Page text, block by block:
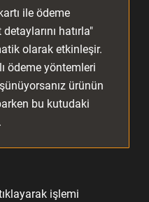
ile ödeme
hatırla"
olarak etkinleşir.
ödeme yöntemleri
ürünün
bu kutudaki
işlemi